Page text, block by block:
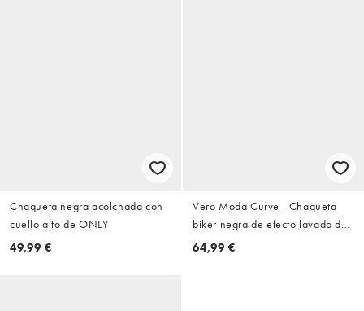
Chaqueta negra acolchada con
cuello alto de ONLY
49,99 €
Vero Moda Curve - Chaqueta
biker negra de efecto lavado de
antelina
64,99 €